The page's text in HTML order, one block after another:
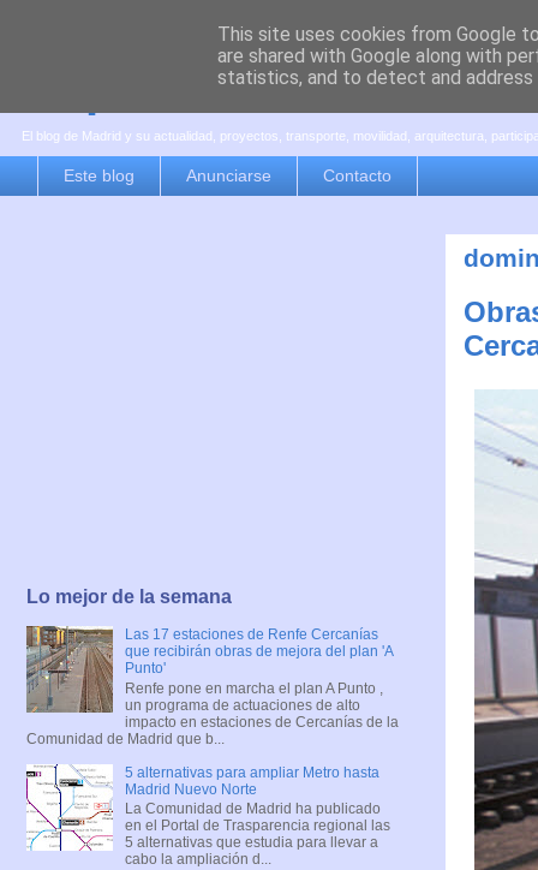
es por madrid
El blog de Madrid y su actualidad, proyectos, transporte, movilidad, arquitectura,
Este blog Anunciarse Contacto
Lo mejor de la semana
Las 17 estaciones de Renfe Cercanías
que recibirán obras de mejora del plan 'A
Punto'
Renfe pone en marcha el plan A Punto ,
un programa de actuaciones de alto
impacto en estaciones de Cercanías de la
Comunidad de Madrid que b...
5 alternativas para ampliar Metro hasta
Madrid Nuevo Norte
La Comunidad de Madrid ha publicado
en el Portal de Trasparencia regional las
5 alternativas que estudia para llevar a
cabo la ampliación d...
This site uses cookies from Google
are shared with Google along with
statistics, and to detect and address